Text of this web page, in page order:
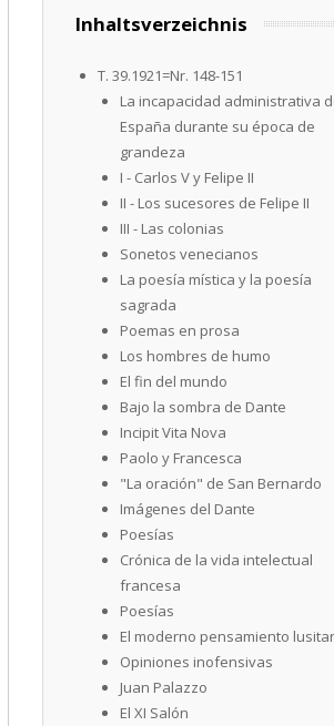
Inhaltsverzeichnis
T. 39.1921=Nr. 148-151
La incapacidad administrativa
España durante su época de
grandeza
I - Carlos V y Felipe II
II - Los sucesores de Felipe II
III - Las colonias
Sonetos venecianos
La poesía mística y la poesía
sagrada
Poemas en prosa
Los hombres de humo
El fin del mundo
Bajo la sombra de Dante
Incipit Vita Nova
Paolo y Francesca
"La oración" de San Bernardo
Imágenes del Dante
Poesías
Crónica de la vida intelectual
francesa
Poesías
El moderno pensamiento
Opiniones inofensivas
Juan Palazzo
El XI Salón